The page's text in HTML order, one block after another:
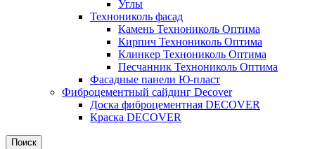
Углы
Технониколь фасад
Камень Технониколь Оптима
Кирпич Технониколь Оптима
Клинкер Технониколь Оптима
Песчанник Технониколь Оптима
Фасадные панели Ю-пласт
Фиброцементный сайдинг Decover
Доска фиброцементная DECOVER
Краска DECOVER
Поиск